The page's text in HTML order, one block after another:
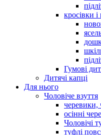
кросівки
Гумові
Дитячі капці
Для нього
Чоловіче взуття
черевики,
осінні
Чоловічі
туфлі